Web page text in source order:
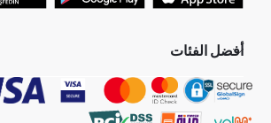
أفضل الفئات
جميع متاجرنا
هدايا عيد الحب
البلوفر النسائية
برفانات حريمى
جينز رجالي